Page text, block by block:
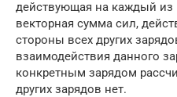
действующая на каждый из
векторная сумма сил,
стороны всех других
взаимодействия данного
конкретным зарядом
других зарядов нет.